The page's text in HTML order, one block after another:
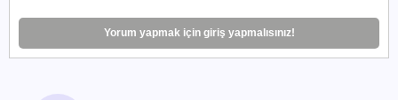
Yorum yapmak için giriş yapmalısınız!